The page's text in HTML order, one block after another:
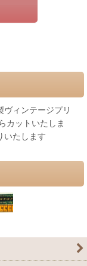
ィンテージプリ
ットいたしま
いたします